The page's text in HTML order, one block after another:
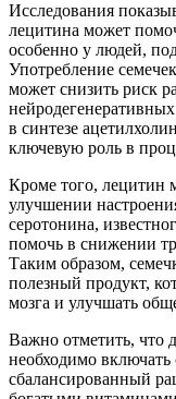
Исследования
лецитина может
особенно у людей,
Употребление
может снизить риск
в синтезе
ключевую роль в
Кроме того, лецитин
улучшении
серотонина,
помочь в снижении
Таким образом,
полезный продукт,
мозга и улучшать
Важно отметить, что
необходимо
сбалансированный